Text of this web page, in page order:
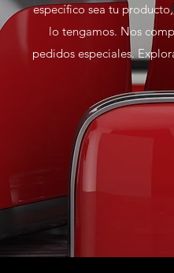
específico sea tu
lo tengamos. Nos
pedidos especiales.